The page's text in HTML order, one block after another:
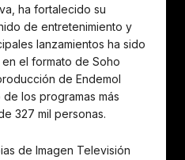
ha fortalecido su
de entretenimiento y
lanzamientos ha sido
en el formato de Soho
de Endemol
los programas más
327 mil personas.
de Imagen Televisión